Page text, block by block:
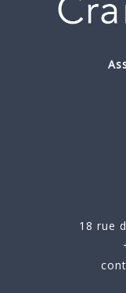
18 rue